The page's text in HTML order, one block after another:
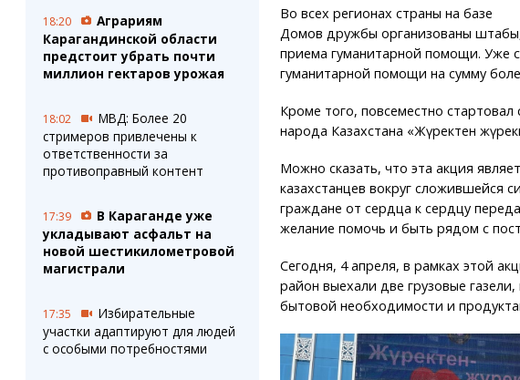
18:20
Аграриям
Карагандинской области
предстоит убрать почти
миллион гектаров урожая
18:02
МВД: Более 20
стримеров привлечены к
ответственности за
противоправный контент
17:39
В Караганде уже
укладывают асфальт на
новой шестикилометровой
магистрали
17:35
Избирательные
участки адаптируют для людей
с особыми потребностями
Во всех регионах страны на базе
Домов дружбы организованы
приема гуманитарной помощи. Уже
гуманитарной помощи на сумму
Кроме того, повсеместно
народа Казахстана «Жүректен
Можно сказать, что эта акция
казахстанцев вокруг сложившейся
граждане от сердца к сердцу
желание помочь и быть рядом с
Сегодня, 4 апреля, в рамках этой
район выехали две грузовые
бытовой необходимости и